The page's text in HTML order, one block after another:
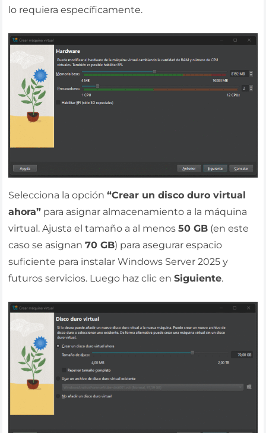
lo requiera específicamente.
Selecciona la opción“Crear un disco duro virtual
ahora” para asignar almacenamiento a la máquina
virtual. Ajusta el tamaño a al menos50 GB (en este
caso se asignan70 GB) para asegurar espacio
suficiente para instalar Windows Server 2025 y
futuros servicios. Luego haz clic enSiguiente.